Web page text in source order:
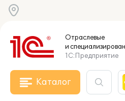
Отраслевые
и
1С:Предприятие
Каталог